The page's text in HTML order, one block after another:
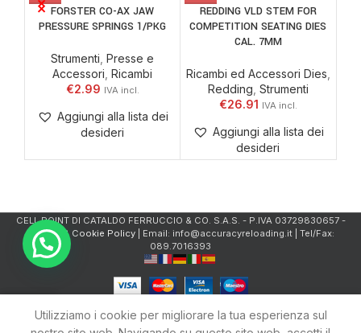
FORSTER CO-AX JAW
PRESSURE SPRINGS 1/PKG
Strumenti Presse e
Accessori Ricambi
€2.99
Aggiungi alla lista dei
desideri
REDDING VLD STEM FOR
COMPETITION SEATING DIES
CAL. 7MM
Ricambi ed Accessori Dies
Redding Strumenti
€26.91
Aggiungi alla lista dei
desideri
CELL.POINT DI CATALDO FERRUCCIO & CO. S.A.S. - P.IVA 03729830657 -
Privacy & Cookie Policy| Email: info@accuracyreloading.it | Tel/Fax:
089.7016393
Utilizziamo i cookie per migliorare la tua esperienza sul
Account